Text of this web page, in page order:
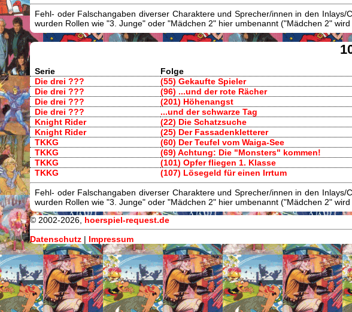
Fehl- oder Falschangaben diverser Charaktere und Sprecher/innen in den
wurden Rollen wie "3. Junge" oder "Mädchen 2" hier umbenannt ("Mädchen 2"
Serie Folge
Die drei ???
(55) Gekaufte Spieler
Die drei ???
(96) ...und der rote Rächer
Die drei ???
(201) Höhenangst
Die drei ???
...und der schwarze Tag
Knight Rider
(22) Die Schatzsuche
Knight Rider
(25) Der Fassadenkletterer
TKKG
(60) Der Teufel vom Waiga-See
TKKG
(69) Achtung: Die "Monsters" kommen!
TKKG
(101) Opfer fliegen 1. Klasse
TKKG
(107) Lösegeld für einen Irrtum
Fehl- oder Falschangaben diverser Charaktere und Sprecher/innen in den
wurden Rollen wie "3. Junge" oder "Mädchen 2" hier umbenannt ("Mädchen 2"
© 2002-2026, hoerspiel-request.de
Datenschutz | Impressum